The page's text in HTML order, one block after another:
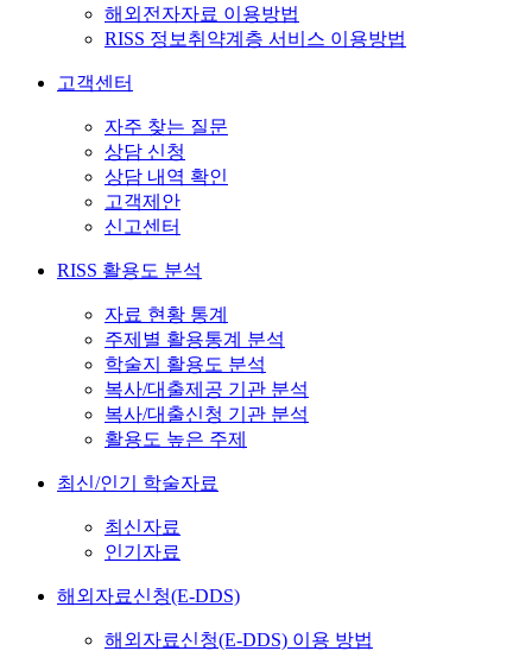
해외전자자료 이용방법
RISS 정보취약계층 서비스 이용방법
고객센터
자주 찾는 질문
상담 신청
상담 내역 확인
고객제안
신고센터
RISS 활용도 분석
자료 현황 통계
주제별 활용통계 분석
학술지 활용도 분석
복사/대출제공 기관 분석
복사/대출신청 기관 분석
활용도 높은 주제
최신/인기 학술자료
최신자료
인기자료
해외자료신청(E-DDS)
해외자료신청(E-DDS) 이용 방법